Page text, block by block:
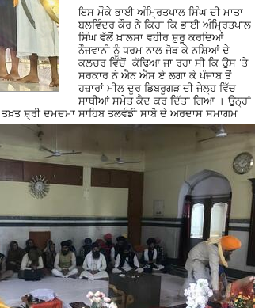
ਇਸ ਮੌਕੇ ਭਾਈ ਅੰਮ੍ਰਿਤਪਾਲ ਸਿੰਘ ਦੀ ਮਾਤਾ
ਬਲਵਿੰਦਰ ਕੌਰ ਨੇ ਕਿਹਾ ਕਿ ਭਾਈ ਅੰਮ੍ਰਿਤਪਾਲ
ਸਿੰਘ ਵੱਲੋਂ ਖ਼ਾਲਸਾ ਵਹੀਰ ਸ਼ੁਰੂ ਕਰਦਿਆਂ
ਨੌਜਵਾਨੀ ਨੂੰ ਧਰਮ ਨਾਲ ਜੋੜ ਕੇ ਨਸ਼ਿਆਂ ਦੇ
ਕਲਚਰ ਵਿੱਚੋਂ ਕੱਢਿਆ ਜਾ ਰਹਾ ਸੀ ਕਿ ਉਸ ’ਤੇ
ਸਰਕਾਰ ਨੇ ਐਨ ਐਸ ਏ ਲਗਾ ਕੇ ਪੰਜਾਬ ਤੋਂ
ਹਜ਼ਾਰਾਂ ਮੀਲ ਦੂਰ ਡਿਬਰੂਗੜ ਦੀ ਜੇਲ੍ਹ ਵਿੱਚ
ਸਾਥੀਆਂ ਸਮੇਤ ਕੈਦ ਕਰ ਦਿੱਤਾ ਗਿਆ । ਉਨ੍ਹਾਂ
ਤਖ਼ਤ ਸ਼੍ਰੀ ਦਮਦਮਾ ਸਾਹਿਬ ਤਲਵੰਡੀ ਸਾਬੋ ਦੇ ਅਰਦਾਸ ਸਮਾਗਮ